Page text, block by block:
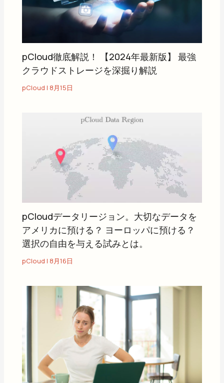
pCloud徹底解説！ 【2024年最新版】 最強
クラウドストレージを深掘り解説
pCloud | 8月15日
pCloudデータリージョン。大切なデータを
アメリカに預ける？ ヨーロッパに預ける？
選択の自由を与える試みとは。
pCloud | 8月16日